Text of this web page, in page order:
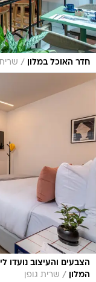
חדר האוכל במלון / שרית
המלון
/ שרית גופן